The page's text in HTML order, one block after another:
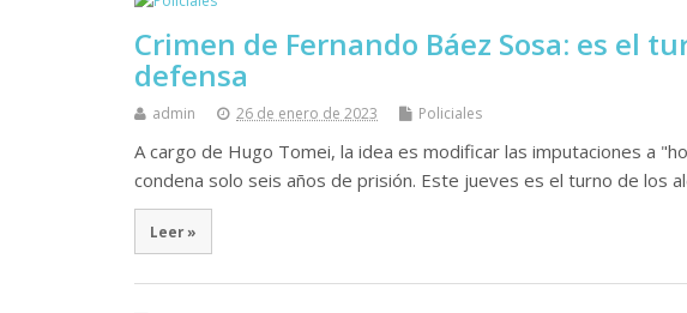
Crimen de Fernando Báez Sosa: es el
defensa
admin 26 de enero de 2023 Policiales
A cargo de Hugo Tomei, la idea es modificar las imputaciones a
condena solo seis años de prisión. Este jueves es el turno de los
Leer »